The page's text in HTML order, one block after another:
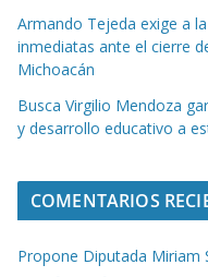
Armando Tejeda exige a
inmediatas ante el cierre
Michoacán
Busca Virgilio Mendoza
y desarrollo educativo a
COMENTARIOS
Propone Diputada Miriam